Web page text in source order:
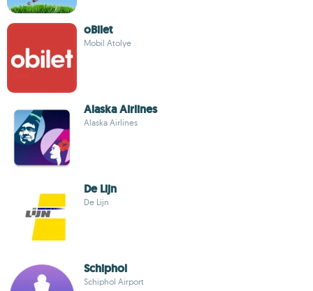
oBilet
Mobil Atolye
Alaska Airlines
Alaska Airlines
De Lijn
De Lijn
Schiphol
Schiphol Airport